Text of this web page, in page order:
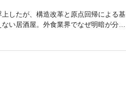
したが、構造改革と原点回帰による基
い居酒屋。外食業界でなぜ明暗が分か
ものです。雑誌のほかのコンテンツは